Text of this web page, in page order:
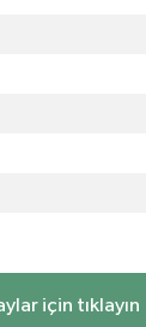
için tıklayın